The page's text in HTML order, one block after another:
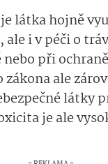
látka hojně
ale i v péči o
při
zákona ale
látky
je ale